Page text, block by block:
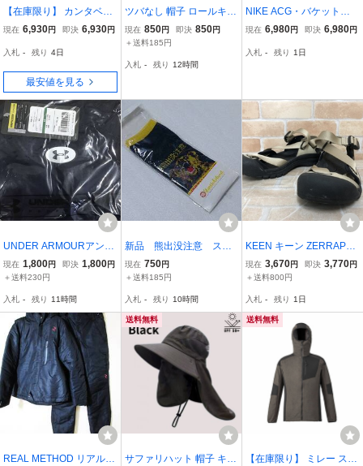
【在庫限り】 カンタベリ
ー フレックスウォームコ
ケット(メンズ) M グレー
プ #RA43515-28 【在庫
限り】 未使用
現在 6,930円 即決 6,930円
入札 - 残り 4日
最安値を見る
ツバなし 帽子 ロールキャ
ップ コーデュロイ 綿 キ
ャップ フィッシャースマ
BC7-3
現在 850円 即決 850円
＋送料185円
入札 - 残り 12時間
NIKE ACG・バケットハ
ット・GORE-TEXゴアテ
現在 6,980円 即決 6,980円
入札 - 残り 1日
UNDER ARMOURアンダ
ーアーマー MCM8115 UA
ヒートギアコンプレッシ
ダーシャツ LG
現在 1,800円 即決 1,800円
＋送料230円
入札 - 残り 11時間
新品 熊出没注意 スニ
ーカーソックス サイズ
２５～２７ 日本製 北
ウトドア キャンプ 狩
猟 ハンティング
現在 750円
＋送料185円
入札 - 残り 10時間
KEEN キーン ZERRAPO
RT II ベージュ×ブラック
US8（26cm） 11143357
現在 3,670円 即決 3,770円
＋送料800円
入札 - 残り 1日
REAL METHOD リアルメ
送料無料
サファリハット 帽子 キッ
送料無料
【在庫限り】 ミレー スル